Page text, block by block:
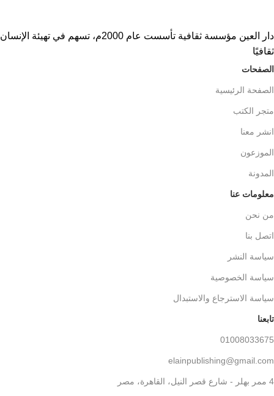
دار العين مؤسسة ثقافية تأسست عام 2000م، تسهم في تهيئة الإنسان
ثقافيًا
الصفحات
الصفحة الرئيسية
متجر الكتب
انشر معنا
الموزعون
المدونة
معلومات عنا
من نحن
اتصل بنا
سياسة النشر
سياسة الخصوصية
سياسة الاسترجاع والاستبدال
تابعنا
01008033675
elainpublishing@gmail.com
4 ممر بهلر - شارع قصر النيل، القاهرة، مصر